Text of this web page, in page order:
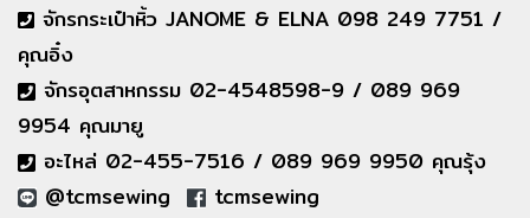
จักรกระเป๋าหิ้ว JANOME & ELNA 098 249 7751 /
คุณอิ๋ง
จักรอุตสาหกรรม 02-4548598-9 / 089 969
9954 คุณมายู
อะไหล่ 02-455-7516 / 089 969 9950 คุณรุ้ง
@tcmsewing
tcmsewing